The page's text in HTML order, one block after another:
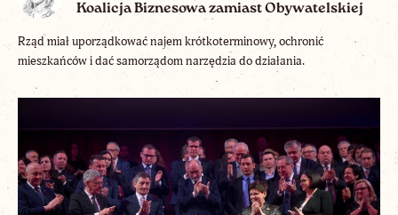
Koalicja Biznesowa zamiast Obywatelskiej
Rząd miał uporządkować najem krótkoterminowy, ochronić
mieszkańców i dać samorządom narzędzia do działania.